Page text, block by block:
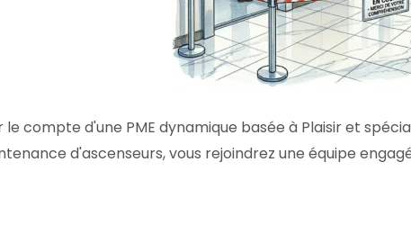
le compte d'une PME dynamique basée à Plaisir et
d'ascenseurs, vous rejoindrez une équipe